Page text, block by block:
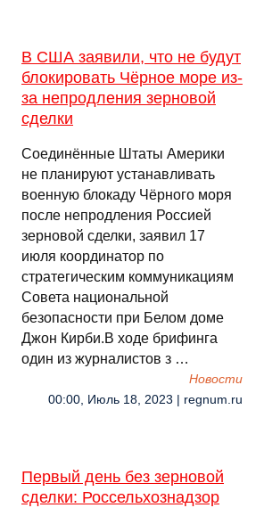
В США заявили, что не будут
блокировать Чёрное море из-
за непродления зерновой
сделки
Соединённые Штаты Америки
не планируют устанавливать
военную блокаду Чёрного моря
после непродления Россией
зерновой сделки, заявил 17
июля координатор по
стратегическим коммуникациям
Совета национальной
безопасности при Белом доме
Джон Кирби.В ходе брифинга
один из журналистов з …
Новости
00:00, Июль 18, 2023 | regnum.ru
Первый день без зерновой
сделки: Россельхознадзор